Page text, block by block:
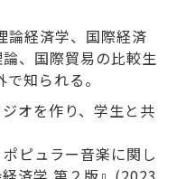
論経済学、国際経済
、国際貿易の比較生
知られる。
オを作り、学生と共
ピュラー音楽に関し